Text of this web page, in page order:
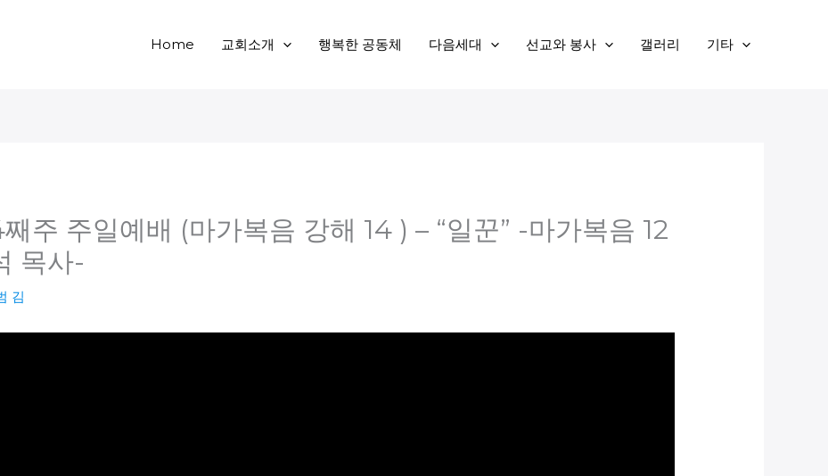
Home 교회소개 행복한 공동체 다음세대 선교와 봉사 갤러리 기타
주 주일예배 (마가복음 강해 14 ) – “일꾼” -마가복음 12
목사-
김